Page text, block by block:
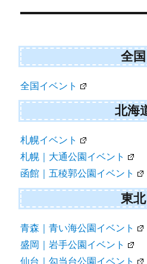
全国
全国イベント
北海
札幌イベント
札幌｜大通公園イベント
函館｜五稜郭公園イベント
東北
青森｜青い海公園イベント
盛岡｜岩手公園イベント
仙台｜勾当台公園イベント